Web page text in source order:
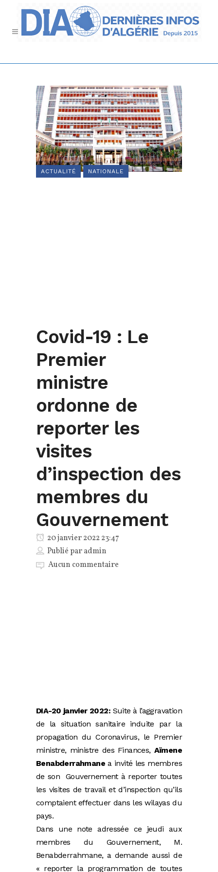
ACTUALITÉ NATIONALE
Covid-19 : Le
Premier
ministre
ordonne de
reporter les
visites
d’inspection des
membres du
Gouvernement
20 janvier 2022 23:47
Publié paradmin
Aucun commentaire
DIA-20 janvier 2022: Suite à l’aggravation
de la situation sanitaire induite par la
propagation du Coronavirus, le Premier
ministre, ministre des Finances, Aïmene
Benabderrahmane a invité les membres
de son Gouvernement à reporter toutes
les visites de travail et d’inspection qu’ils
comptaient effectuer dans les wilayas du
pays.
Dans une note adressée ce jeudi aux
membres du Gouvernement, M.
Benabderrahmane, a demande aussi de
« reporter la programmation de toutes